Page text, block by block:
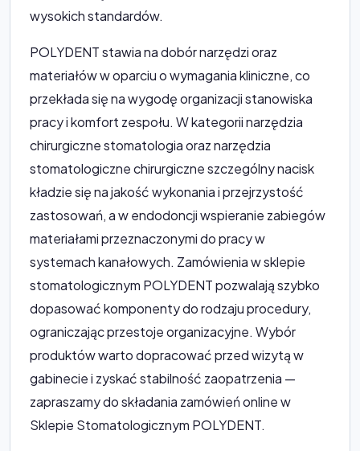
wysokich standardów.
POLYDENT stawia na dobór narzędzi oraz
materiałów w oparciu o wymagania kliniczne, co
przekłada się na wygodę organizacji stanowiska
pracy i komfort zespołu. W kategorii narzędzia
chirurgiczne stomatologia oraz narzędzia
stomatologiczne chirurgiczne szczególny nacisk
kładzie się na jakość wykonania i przejrzystość
zastosowań, a w endodoncji wspieranie zabiegów
materiałami przeznaczonymi do pracy w
systemach kanałowych. Zamówienia w sklepie
stomatologicznym POLYDENT pozwalają szybko
dopasować komponenty do rodzaju procedury,
ograniczając przestoje organizacyjne. Wybór
produktów warto dopracować przed wizytą w
gabinecie i zyskać stabilność zaopatrzenia —
zapraszamy do składania zamówień online w
Sklepie Stomatologicznym POLYDENT.